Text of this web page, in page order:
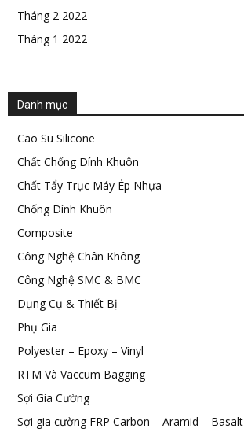
Tháng 2 2022
Tháng 1 2022
Danh mục
Cao Su Silicone
Chất Chống Dính Khuôn
Chất Tẩy Trục Máy Ép Nhựa
Chống Dính Khuôn
Composite
Công Nghệ Chân Không
Công Nghệ SMC & BMC
Dụng Cụ & Thiết Bị
Phụ Gia
Polyester – Epoxy – Vinyl
RTM Và Vaccum Bagging
Sợi Gia Cường
Sợi gia cường FRP Carbon – Aramid – Basalt